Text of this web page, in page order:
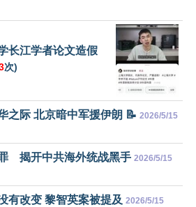
长江学者论文造假
次)
之际 北京暗中军援伊朗 📝 2026/5/15
揭开中共海外统战黑手 2026/5/15
有改变 黎智英案被提及 2026/5/15